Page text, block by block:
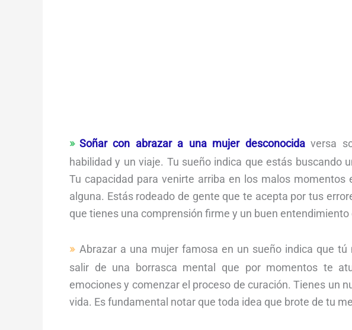
Soñar con abrazar a una mujer desconocidaversa
habilidad y un viaje. Tu sueño indica que estás buscando
Tu capacidad para venirte arriba en los malos
alguna. Estás rodeado de gente que te acepta por tus
que tienes una comprensión firme y un buen entendimiento
Abrazar a una mujer famosa en un sueño indica que
salir de una borrasca mental que por momentos te
emociones y comenzar el proceso de curación. Tienes un
vida. Es fundamental notar que toda idea que brote de tu